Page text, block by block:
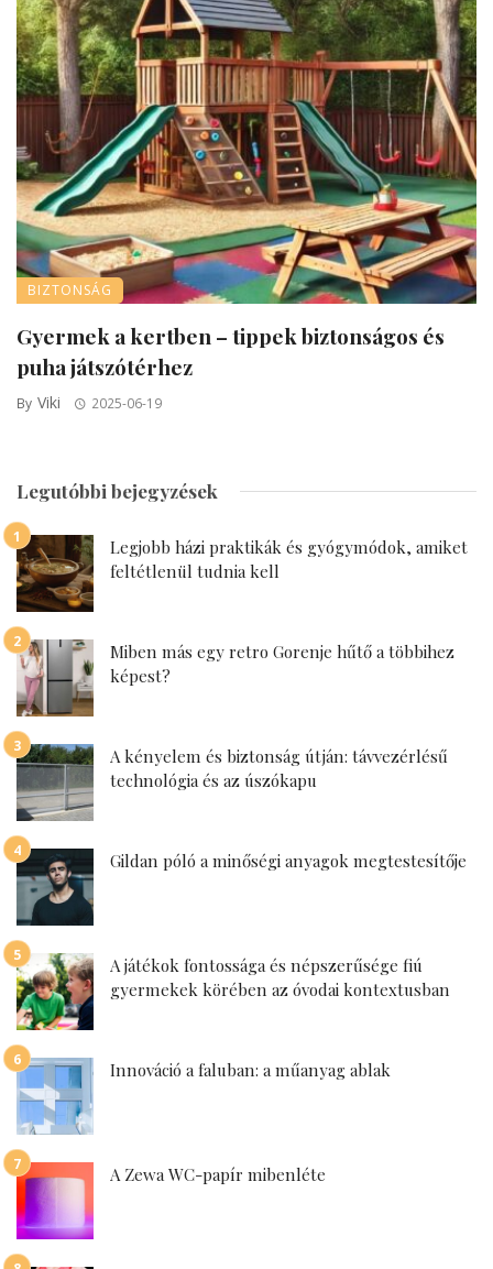
BIZTONSÁG
Gyermek a kertben – tippek biztonságos és
puha játszótérhez
By Viki 2025-06-19
Legutóbbi bejegyzések
Legjobb házi praktikák és gyógymódok, amiket
feltétlenül tudnia kell
Miben más egy retro Gorenje hűtő a többihez
képest?
A kényelem és biztonság útján: távvezérlésű
technológia és az úszókapu
Gildan póló a minőségi anyagok megtestesítője
A játékok fontossága és népszerűsége fiú
gyermekek körében az óvodai kontextusban
Innováció a faluban: a műanyag ablak
A Zewa WC-papír mibenléte